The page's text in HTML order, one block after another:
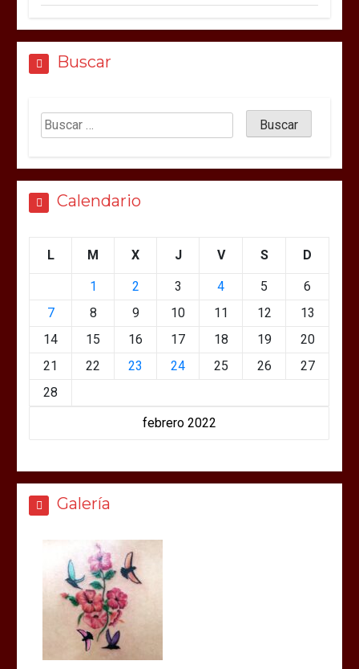
Buscar
Calendario
febrero 2022
L M X J V S D
1 2 3 4 5
6
7
8 9 10 11 12
13
14
15 16 17 18 19
20
21
22 23 24 25 26
27
28
Galería